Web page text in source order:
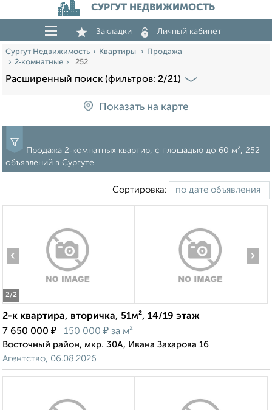
СУРГУТ НЕДВИЖИМОСТЬ
Закладки Личный кабинет
Сургут Недвижимость Квартиры
Продажа
2‑комнатные
252
Расширенный поиск (фильтров: 2/21)
Показать на карте
Продажа 2‑комнатных квартир, c площадью до 60 м², 252
объявлений в Сургуте
Сортировка:
2/2
‹ ›
2-к квартира, вторичка, 51м², 14/19 этаж
7 650 000 ₽ 150 000 ₽ за м²
Восточный район, мкр. 30А, Ивана Захарова 16
Агентство, 06.08.2026